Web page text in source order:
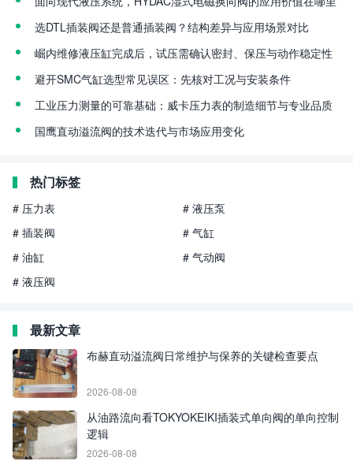
选DTL插装阀还是普通插装阀？结构差异与应用场景对比
崛内维修液压缸完成后，试压需确认密封、保压与动作稳定性
避开SMC气缸选型常见误区：先核对工况与安装条件
工业压力测量的可靠基础：威卡压力表的制造细节与专业品质
国鹰直动溢流阀的技术迭代与市场应用变化
热门标签
# 压力表
# 液压泵
# 插装阀
# 气缸
# 油缸
# 气动阀
# 液压阀
最新文章
布赫直动溢流阀日常维护与保养的关键检查要点
2026-08-08
从油路流向看TOKYOKEIKI插装式单向阀的单向控制
逻辑
2026-08-08